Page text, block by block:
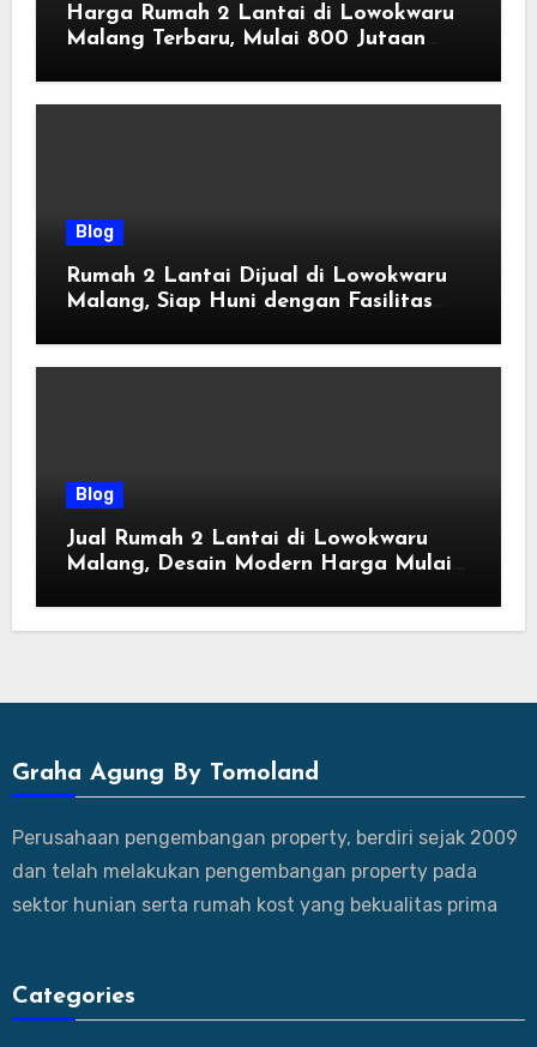
Harga Rumah 2 Lantai di Lowokwaru
Malang Terbaru, Mulai 800 Jutaan
Blog
Rumah 2 Lantai Dijual di Lowokwaru
Malang, Siap Huni dengan Fasilitas
Blog
Jual Rumah 2 Lantai di Lowokwaru
Malang, Desain Modern Harga Mulai
Graha Agung By Tomoland
Perusahaan pengembangan property, berdiri sejak 2009
dan telah melakukan pengembangan property pada
sektor hunian serta rumah kost yang bekualitas prima
Categories